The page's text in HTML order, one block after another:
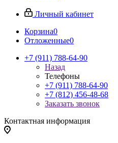
Личный кабинет
Корзина0
Отложенные0
+7 (911) 788-64-90
Назад
Телефоны
+7 (911) 788-64-90
+7 (812) 456-48-68
Заказать звонок
Контактная информация